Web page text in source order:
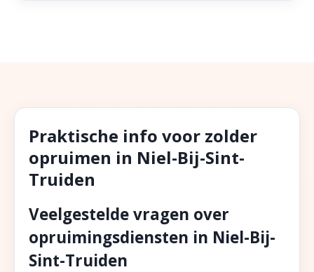
Praktische info voor zolder
opruimen in Niel-Bij-Sint-
Truiden
Veelgestelde vragen over
opruimingsdiensten in Niel-Bij-
Sint-Truiden